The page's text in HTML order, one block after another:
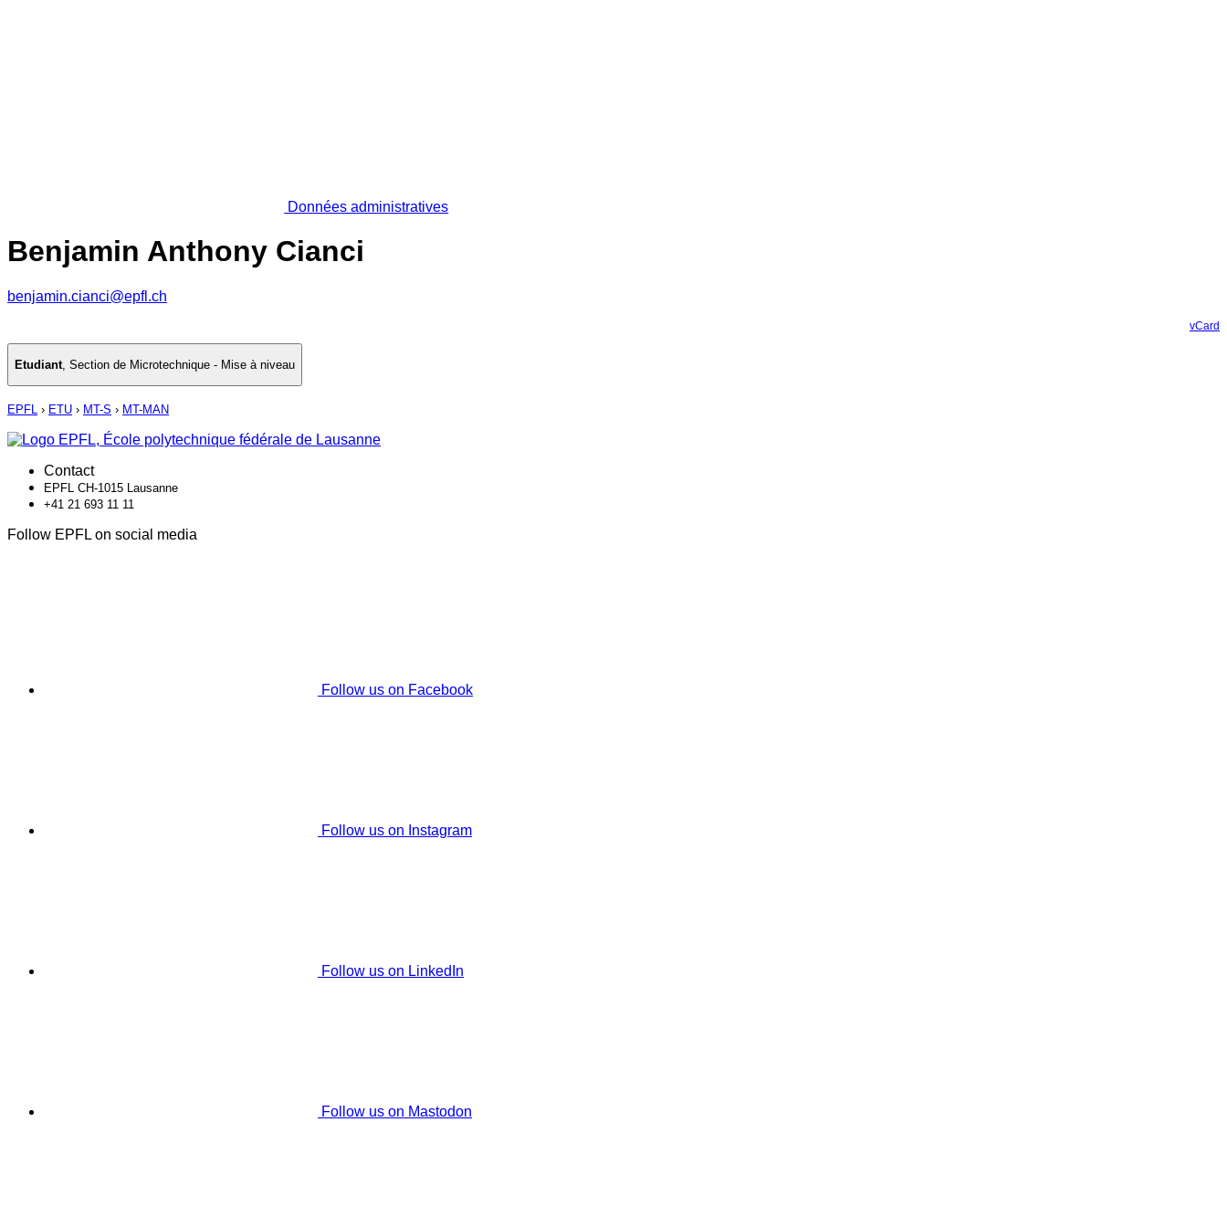
Données administratives
Benjamin Anthony Cianci
benjamin.cianci@epfl.ch
vCard
Etudiant, Section de Microtechnique - Mise à niveau
EPFL › ETU › MT-S › MT-MAN
Contact
EPFL CH-1015 Lausanne
+41 21 693 11 11
Follow EPFL on social media
Follow us on Facebook
Follow us on Instagram
Follow us on LinkedIn
Follow us on Mastodon